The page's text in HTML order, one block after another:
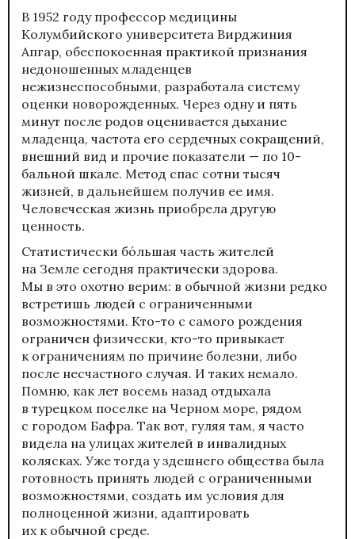
В 1952 году профессор медицины
Колумбийского университета Вирджиния
Апгар, обеспокоенная практикой признания
недоношенных младенцев
нежизнеспособными, разработала систему
оценки новорожденных. Через одну и пять
минут после родов оценивается дыхание
младенца, частота его сердечных сокращений,
внешний вид и прочие показатели — по 10-
бальной шкале. Метод спас сотни тысяч
жизней, в дальнейшем получив ее имя.
Человеческая жизнь приобрела другую
ценность.
Статистически бо́льшая часть жителей
на Земле сегодня практически здорова.
Мы в это охотно верим: в обычной жизни редко
встретишь людей с ограниченными
возможностями. Кто-то с самого рождения
ограничен физически, кто-то привыкает
к ограничениям по причине болезни, либо
после несчастного случая. И таких немало.
Помню, как лет восемь назад отдыхала
в турецком поселке на Черном море, рядом
с городом Бафра. Так вот, гуляя там, я часто
видела на улицах жителей в инвалидных
колясках. Уже тогда у здешнего общества была
готовность принять людей с ограниченными
возможностями, создать им условия для
полноценной жизни, адаптировать
их к обычной среде.